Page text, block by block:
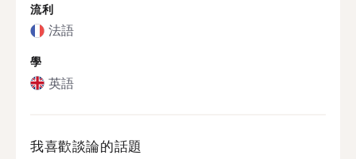
流利
法語
學
英語
我喜歡談論的話題